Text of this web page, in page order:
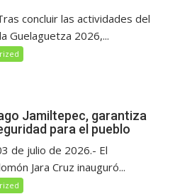
concluir las actividades del
Guelaguetza 2026,...
Jamiltepec, garantiza
para el pueblo
de julio de 2026.- El
Jara Cruz inauguró...